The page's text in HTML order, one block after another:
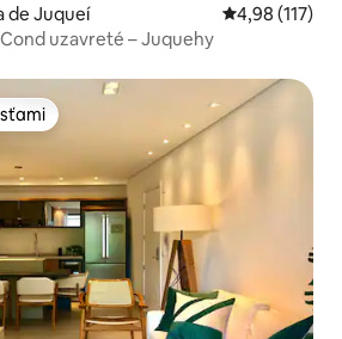
de Juqueí Priemerné
4,98 (117)
uzavreté – Juquehy